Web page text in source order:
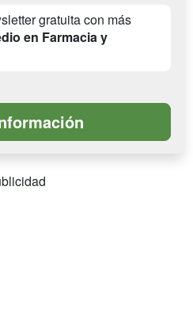
gratuita con más
en Farmacia y